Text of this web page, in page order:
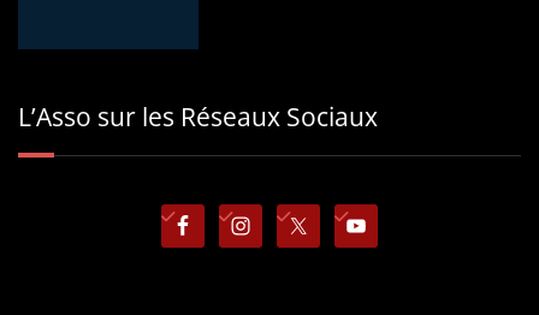
L’Asso sur les Réseaux Sociaux